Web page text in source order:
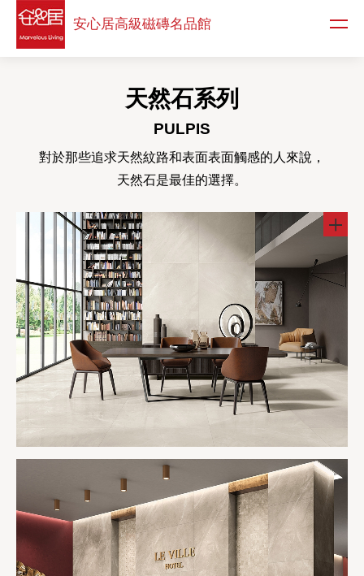
安心居高級磁磚名品館
天然石系列
PULPIS
對於那些追求天然紋路和表面表面觸感的人來說，
天然石是最佳的選擇。